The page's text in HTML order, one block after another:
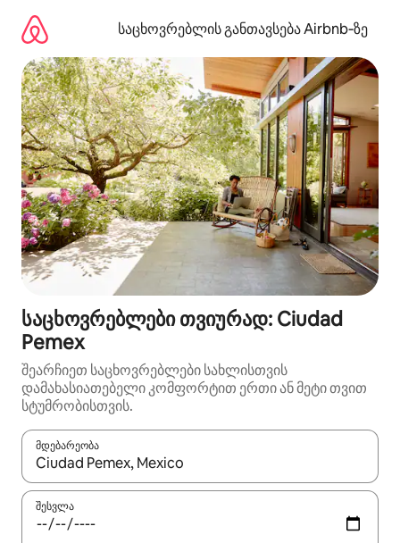
გადასვლა
საცხოვრებლის განთავსება Airbnb‑ზე
საცხოვრებლები თვიურად: Ciudad
Pemex
შეარჩიეთ საცხოვრებლები სახლისთვის
დამახასიათებელი კომფორტით ერთი ან მეტი თვით
სტუმრობისთვის.
მდებარეობა
როცა შედეგები ხელმისაწვდომი გახდება, ნავიგაციისთვის
შესვლა